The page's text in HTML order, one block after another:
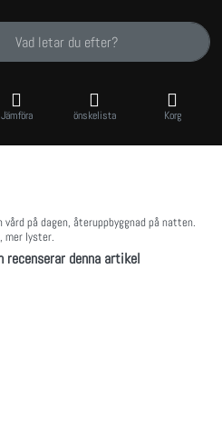
en sökterm. De första resultaten
Jämföra önskelista Korg
på dagen, återuppbyggnad på natten.
mer lyster.
recenserar denna artikel